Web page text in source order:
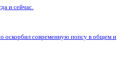
и сейчас.
оскорбил современную попсу в общем и